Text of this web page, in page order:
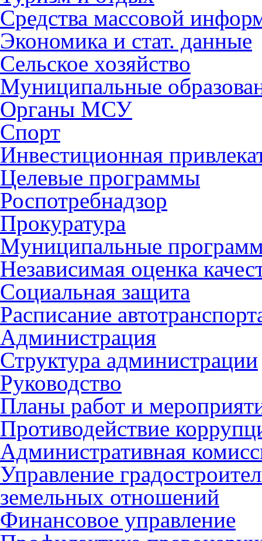
Средства массовой
Экономика и стат. данные
Сельское хозяйство
Муниципальные
Органы МСУ
Спорт
Инвестиционная
Целевые программы
Роспотребнадзор
Прокуратура
Муниципальные
Независимая оценка
Социальная защита
Расписание
Администрация
Структура администрации
Руководство
Планы работ и
Противодействие
Административная
Управление
земельных отношений
Финансовое управление